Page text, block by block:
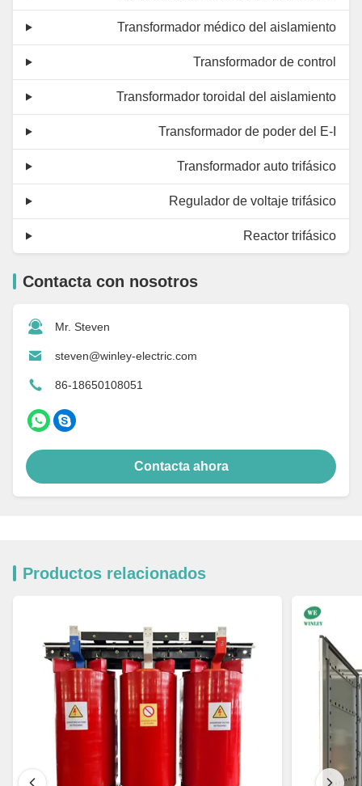
Transformador médico del aislamiento
Transformador de control
Transformador toroidal del aislamiento
Transformador de poder del E-I
Transformador auto trifásico
Regulador de voltaje trifásico
Reactor trifásico
Contacta con nosotros
Mr. Steven
steven@winley-electric.com
86-18650108051
Contacta ahora
Productos relacionados